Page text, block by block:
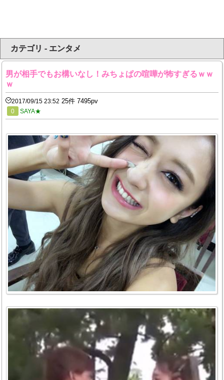
カテゴリ - エンタメ
男が相手でもお構いなし！みちょぱの喧嘩が怖すぎるｗｗ
ｗ
2017/09/15 23:52 25件 7495pv
0 SAYA★